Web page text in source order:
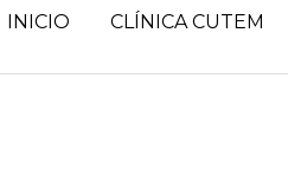
INICIO CLÍNICA CUTEM